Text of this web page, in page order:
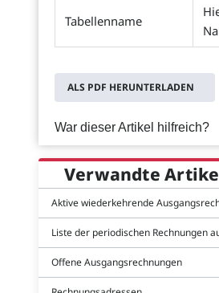
Tabellenname
ALS PDF HERUNTERLADEN
War dieser Artikel hilfreich?
Verwandte
Aktive wiederkehrende
Liste der periodischen Rechnungen
Offene Ausgangsrechnungen